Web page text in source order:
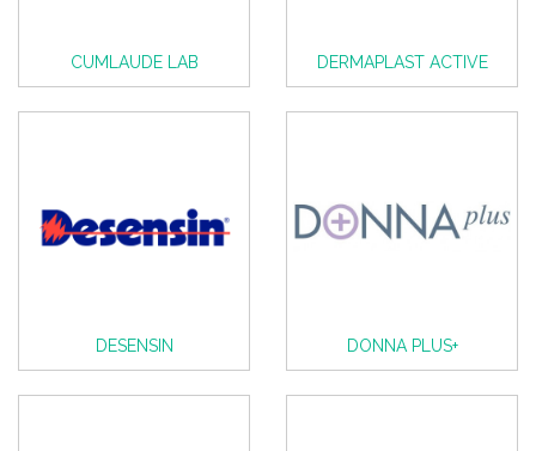
CUMLAUDE LAB DERMAPLAST ACTIVE
DESENSIN DONNA PLUS+